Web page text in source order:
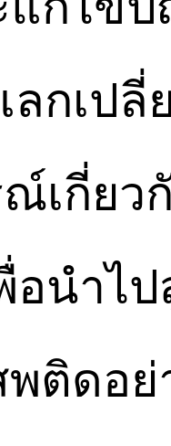
กเป
เกี่ย
อนำไ
ติดอ